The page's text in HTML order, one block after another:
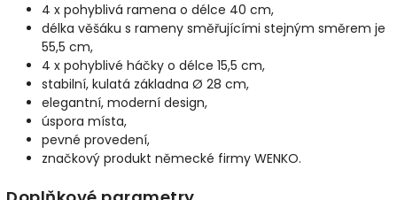
4 x pohyblivá ramena o délce 40 cm,
délka věšáku s rameny směřujícími stejným směrem je
55,5 cm,
4 x pohyblivé háčky o délce 15,5 cm,
stabilní, kulatá základna Ø 28 cm,
elegantní, moderní design,
úspora místa,
pevné provedení,
značkový produkt německé firmy WENKO.